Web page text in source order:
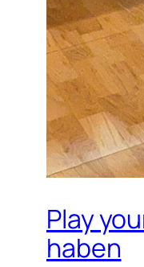
Play
haben